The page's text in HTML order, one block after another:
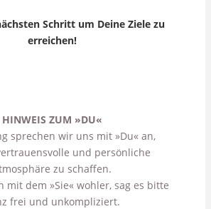
Schritt um Deine Ziele zu
erreichen!
HINWEIS ZUM »DU«
sprechen wir uns mit »Du« an,
und persönliche
zu schaffen.
mit dem »Sie« wohler, sag es bitte
frei und unkompliziert.